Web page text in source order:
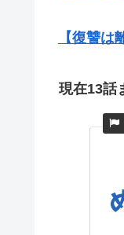
【復讐
現在13話